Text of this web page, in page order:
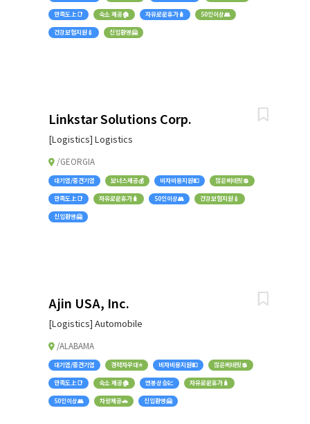
만족도上📑
숙소 제공🏠 자유로운휴가🧳
50인이상👥
건강보험지원💉
신입환영🤗
Linkstar Solutions Corp.
[Logistics] Logistics
/GEORGIA
대기업/중견기업 보너스제공💰 비자비용지원💵
많은베네핏💲
만족도上📑
자유로운휴가🧳 50인이상👥
건강보험지원💉
신입환영🤗
Ajin USA, Inc.
[Logistics] Automobile
/ALABAMA
대기업/중견기업 경력자우대⭐ 비자비용지원💵
많은베네핏💲
만족도上📑
숙소 제공🏠 연봉상승💹
자유로운휴가🧳
50인이상👥
차량제공🚗 신입환영🤗